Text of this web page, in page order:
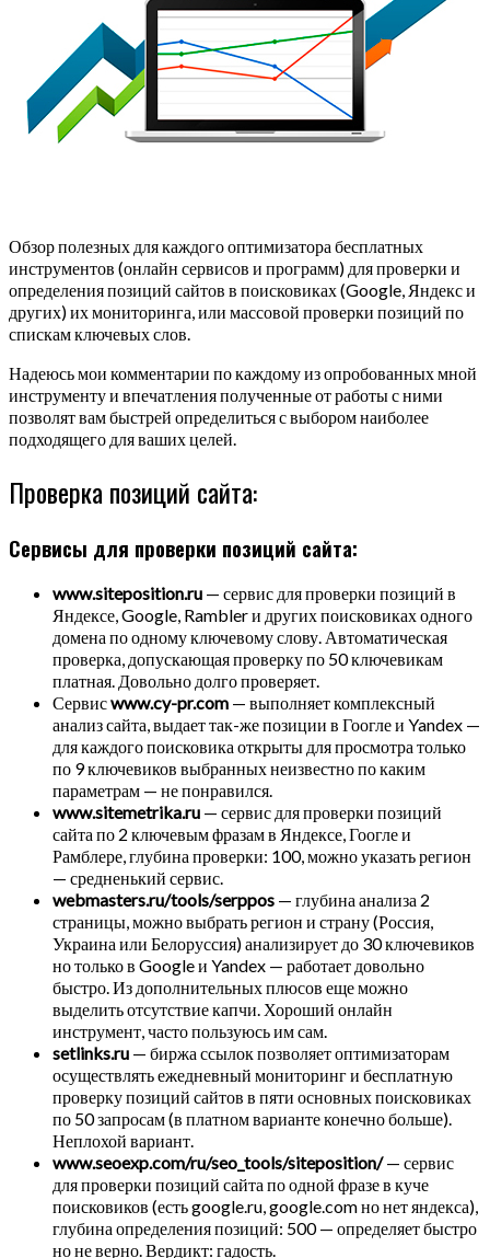
Обзор полезных для каждого оптимизатора бесплатных
инструментов (онлайн сервисов и программ) для проверки и
определения позиций сайтов в поисковиках (Google, Яндекс и
других) их мониторинга, или массовой проверки позиций по
спискам ключевых слов.
Надеюсь мои комментарии по каждому из опробованных мной
инструменту и впечатления полученные от работы с ними
позволят вам быстрей определиться с выбором наиболее
подходящего для ваших целей.
Проверка позиций сайта:
Сервисы для проверки позиций сайта:
www.siteposition.ru — сервис для проверки позиций в
Яндексе, Google, Rambler и других поисковиках одного
домена по одному ключевому слову. Автоматическая
проверка, допускающая проверку по 50 ключевикам
платная. Довольно долго проверяет.
Сервисwww.cy-pr.com — выполняет комплексный
анализ сайта, выдает так-же позиции в Гоогле и Yandex —
для каждого поисковика открыты для просмотра только
по 9 ключевиков выбранных неизвестно по каким
параметрам — не понравился.
www.sitemetrika.ru — сервис для проверки позиций
сайта по 2 ключевым фразам в Яндексе, Гоогле и
Рамблере, глубина проверки: 100, можно указать регион
— средненький сервис.
webmasters.ru/tools/serppos — глубина анализа 2
страницы, можно выбрать регион и страну (Россия,
Украина или Белоруссия) анализирует до 30 ключевиков
но только в Google и Yandex — работает довольно
быстро. Из дополнительных плюсов еще можно
выделить отсутствие капчи. Хороший онлайн
инструмент, часто пользуюсь им сам.
setlinks.ru — биржа ссылок позволяет оптимизаторам
осуществлять ежедневный мониторинг и бесплатную
проверку позиций сайтов в пяти основных поисковиках
по 50 запросам (в платном варианте конечно больше).
Неплохой вариант.
www.seoexp.com/ru/seo_tools/siteposition/— сервис
для проверки позиций сайта по одной фразе в куче
поисковиков (есть google.ru, google.com но нет яндекса),
глубина определения позиций: 500 — определяет быстро
но не верно. Вердикт: гадость.